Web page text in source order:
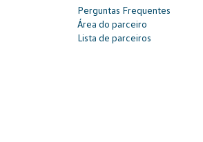
Perguntas Frequentes
Área do parceiro
Lista de parceiros